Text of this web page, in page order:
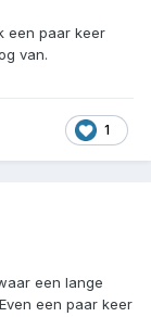
een paar keer
van.
1
een lange
een paar keer